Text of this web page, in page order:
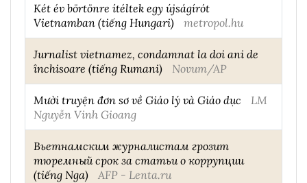
Két év börtönre ítéltek egy újságírót
Vietnamban (tiếng Hungari)
metropol.hu
Jurnalist vietnamez, condamnat la doi ani de
închisoare (tiếng Rumani)
Novum/AP
Mười truyện đơn sơ về Giáo lý và Giáo dục
LM
Nguyễn Vinh Gioang
Вьетнамским журналистам грозит
тюремный срок за статьи о коррупции
(tiếng Nga)
AFP - Lenta.ru